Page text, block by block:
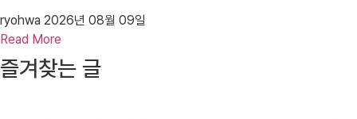
ryohwa 2026년 08월 09일
Read More
즐겨찾는 글